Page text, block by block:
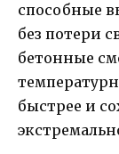
способные
без потери
бетонные
быстрее и